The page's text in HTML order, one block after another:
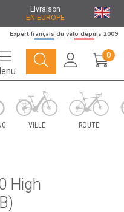
Livraison
EN EUROPE
de vélo
Expert français du vélo depuis 2009
0
VILLE ROUTE
High